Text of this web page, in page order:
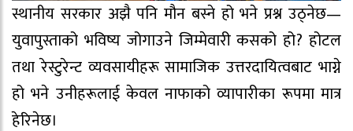
स्थानीय सरकार अझै पनि मौन बस्ने हो भने प्रश्न उठ्नेछ—
युवापुस्ताको भविष्य जोगाउने जिम्मेवारी कसको हो? होटल
तथा रेस्टुरेन्ट व्यवसायीहरू सामाजिक उत्तरदायित्वबाट भाग्ने
हो भने उनीहरूलाई केवल नाफाको व्यापारीका रूपमा मात्र
हेरिनेछ।